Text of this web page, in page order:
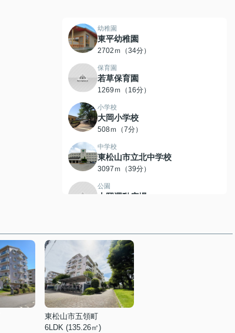
幼稚園
東平幼稚園
2702ｍ（34分）
保育園
若草保育園
1269ｍ（16分）
小学校
大岡小学校
508ｍ（7分）
中学校
東松山市立北中学校
3097ｍ（39分）
公園
大岡運動広場
Belc(ベルク) 東松山東平店
1244ｍ（16分）
コンビニエンスストア
ローソン 東松山大谷中堀店
963ｍ（13分）
コンビニエンスストア
セブン-イレブン東松山東平店
1553ｍ（20分）
東松山市五領町
6LDK (135.26㎡)